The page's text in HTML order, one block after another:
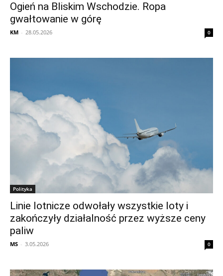
Ogień na Bliskim Wschodzie. Ropa
gwałtowanie w górę
KM - 28.05.2026 0
Polityka
Linie lotnicze odwołały wszystkie loty i
zakończyły działalność przez wyższe ceny
paliw
MS - 3.05.2026 0